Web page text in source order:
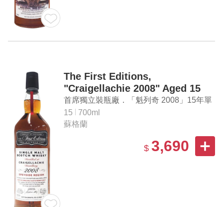
The First Editions,
"Craigellachie 2008" Aged 15
Years Single Malt Scotch
Whisky
首席獨立裝瓶廠．「魁列奇 2008」15年單
一麥芽蘇格蘭威士忌
15
700ml
蘇格蘭
$ 3,690